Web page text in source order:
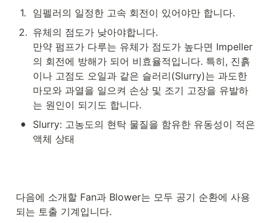
1.
임펠러의 일정한 고속 회전이 있어야만 합니다.
2. 유체의 점도가 낮아야합니다.
만약 펌프가 다루는 유체가 점도가 높다면 Impeller
의 회전에 방해가 되어 비효율적입니다. 특히, 진흙
이나 고점도 오일과 같은 슬러리(Slurry)는 과도한
마모와 과열을 일으켜 손상 및 조기 고장을 유발하
는 원인이 되기도 합니다.
•
Slurry: 고농도의 현탁 물질을 함유한 유동성이 적은
액체 상태
다음에 소개할 Fan과 Blower는 모두 공기 순환에 사용
되는 토출 기계입니다.